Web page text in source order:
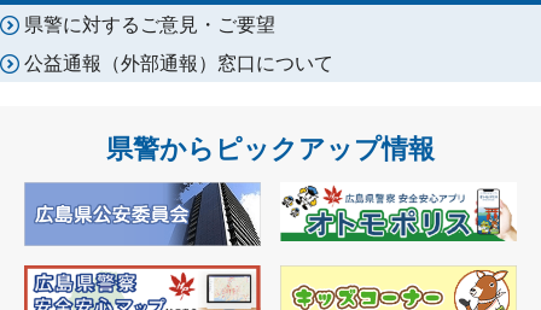
県警に対するご意見・ご要望
公益通報（外部通報）窓口について
県警からピックアップ情報